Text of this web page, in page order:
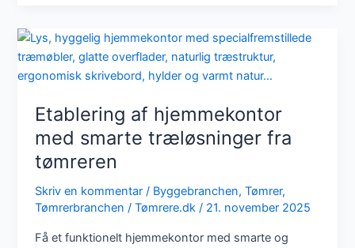
og
carporte
i
–
skal
du
vide?
Etablering af hjemmekontor
med smarte træløsninger fra
tømreren
Skriv en kommentar / Byggebranchen,Tømrer,
Tømrerbranchen /Tømrere.dk/ 21. november 2025
Få et funktionelt hjemmekontor med smarte og